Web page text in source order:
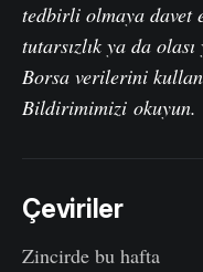
tedbirli olmaya davet
tutarsızlık ya da
Borsa verilerini
Bildirimimizi okuyun.
Çeviriler
Zincirde bu hafta